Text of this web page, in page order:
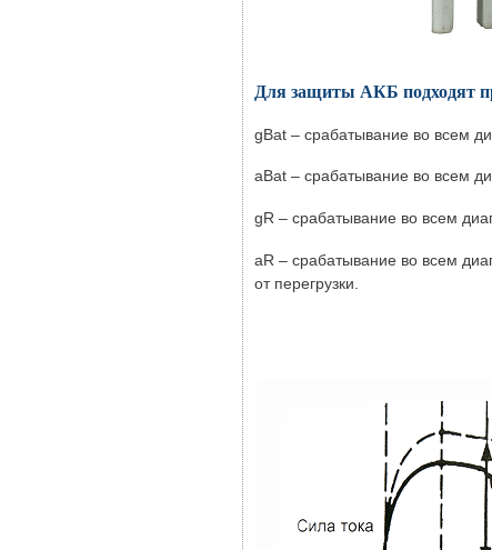
Для защиты АКБ подходят
gBat – срабатывание во всем
aBat – срабатывание во всем
gR – срабатывание во всем
aR – срабатывание во всем
от перегрузки.